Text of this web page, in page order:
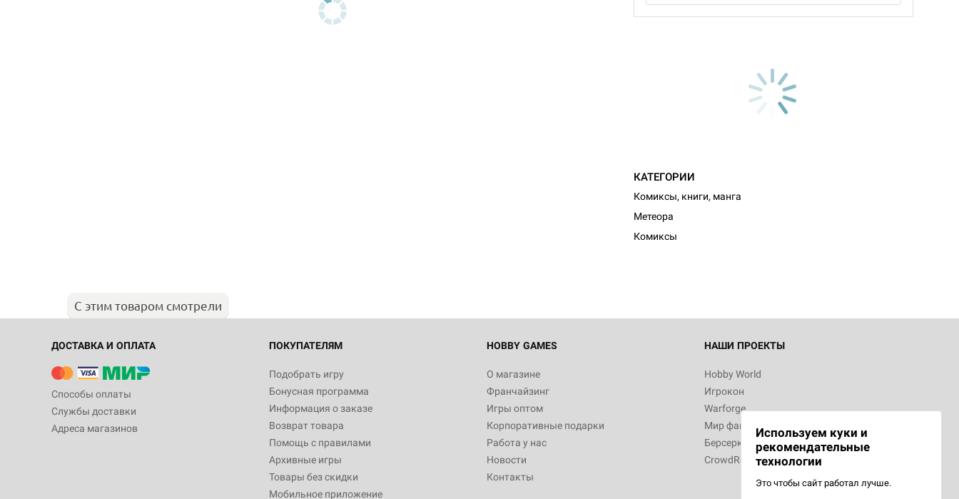
КАТЕГОРИИ
Комиксы, книги, манга
Метеора
Комиксы
С этим товаром смотрели
ДОСТАВКА И ОПЛАТА
Способы оплаты
Службы доставки
Адреса магазинов
ПОКУПАТЕЛЯМ
Подобрать игру
Бонусная программа
Информация о заказе
Возврат товара
Помощь с правилами
Архивные игры
Товары без скидки
Мобильное приложение
HOBBY GAMES
О магазине
Франчайзинг
Игры оптом
Корпоративные подарки
Работа у нас
Новости
Контакты
НАШИ ПРОЕКТЫ
Hobby World
Игрокон
Warforge
Мир фантастики
Берсерк
CrowdRepublic
Используем куки и
рекомендательные
технологии
Это чтобы сайт работал лучше.